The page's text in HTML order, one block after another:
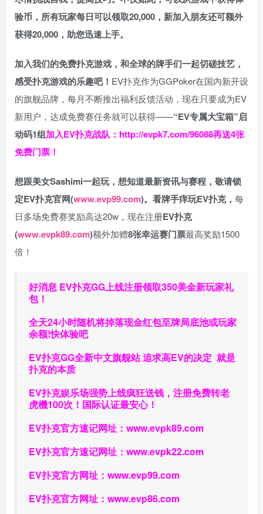
验币，所有玩家每日可以领取20,000，新加入朋友还可额外
获得20,000，助您迅速上手。
加入我们的免费扑克游戏，和全球的牌手们一起切磋技艺，
感受扑克游戏的乐趣吧！ EV扑克作为GGPoker在国内新开设
的旗舰品牌，每月不断推出福利反馈活动，现在只要成为EV
新用户，达成免费赛任务就可以获得——“EV专属大宝箱”启
动码1组加入EV扑克战队： http://evpk7.com/96088再送4张
免费门票！
想跟美女Sashimi一起玩， 想知道最新资讯与赛程， 敬请锁
定EV扑克官网(www.evp99.com)。 看牌手痒玩EV扑克， 每
日多场免费赛奖励高达20w，现在注册EV扑克
(www.evpk89.com)额外加赠8张幸运赛门票最高奖励1500
倍！
好消息 EV扑克GG上线注册领取350美金新玩家礼
包！
全天24小时随机将掉落现金红包至牌局底池或玩家
余额!快体验吧
EV扑克GG全新中文旗舰站追求高EV的决定 就是
扑克的本质
EV扑克娱乐场强势上线疯狂送钱，注册免费转老
虎機100次！国际认证最安心！
EV扑克官方速记网址： www.evpk89.com
EV扑克官方速记网址： www.evpk22.com
EV扑克官方网址： www.evp99.com
EV扑克官方网址： www.evp86.com